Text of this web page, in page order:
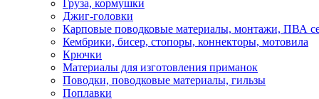
Груза, кормушки
Джиг-головки
Карповые поводковые материалы, монтажи, ПВА
Кембрики, бисер, стопоры, коннекторы, мотовила
Крючки
Материалы для изготовления приманок
Поводки, поводковые материалы, гильзы
Поплавки